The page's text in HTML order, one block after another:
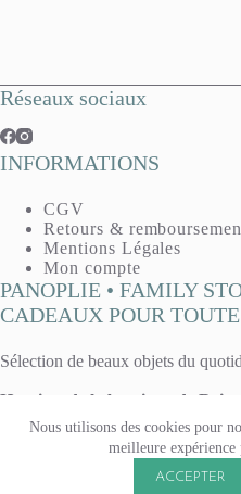
Nous utilisons des cookies pour
meilleure expérience
ACCEPTER
Réseaux sociaux
INFORMATIONS
CGV
Retours &
Mentions Légales
Mon compte
PANOPLIE • FAMILY
CADEAUX POUR
Sélection de beaux objets du
Horaires de la boutique de Reims
Mardi, mercredi, vendredi : 10h -
Jeudi : 14h30 - 19h
Samedi 10h - 13h / 14h - 19h
Boutique fermée le lundi & le